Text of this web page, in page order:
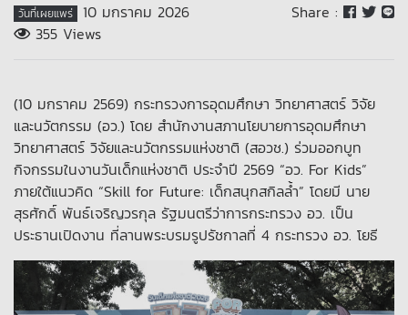
วันที่เผยแพร่ 10 มกราคม 2026
355 Views
Share :
(10 มกราคม 2569) กระทรวงการอุดมศึกษา วิทยาศาสตร์ วิจัย
และนวัตกรรม (อว.) โดย สำนักงานสภานโยบายการอุดมศึกษา
วิทยาศาสตร์ วิจัยและนวัตกรรมแห่งชาติ (สอวช.) ร่วมออกบูท
กิจกรรมในงานวันเด็กแห่งชาติ ประจำปี 2569 “อว. For Kids”
ภายใต้แนวคิด “Skill for Future: เด็กสนุกสกิลล้ำ” โดยมี นาย
สุรศักดิ์ พันธ์เจริญวรกุล รัฐมนตรีว่าการกระทรวง อว. เป็น
ประธานเปิดงาน ที่ลานพระบรมรูปรัชกาลที่ 4 กระทรวง อว. โยธี